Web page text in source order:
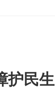
护民生